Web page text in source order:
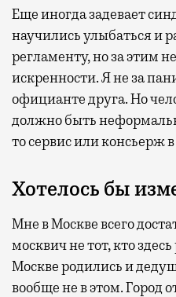
Еще иногда задевает
научились улыбаться и
регламенту, но за этим
искренности. Я не за
официанте друга. Но
должно быть
то сервис или консьерж
Хотелось бы
Мне в Москве всего
москвич не тот, кто
Москве родились и
вообще не в этом. Город